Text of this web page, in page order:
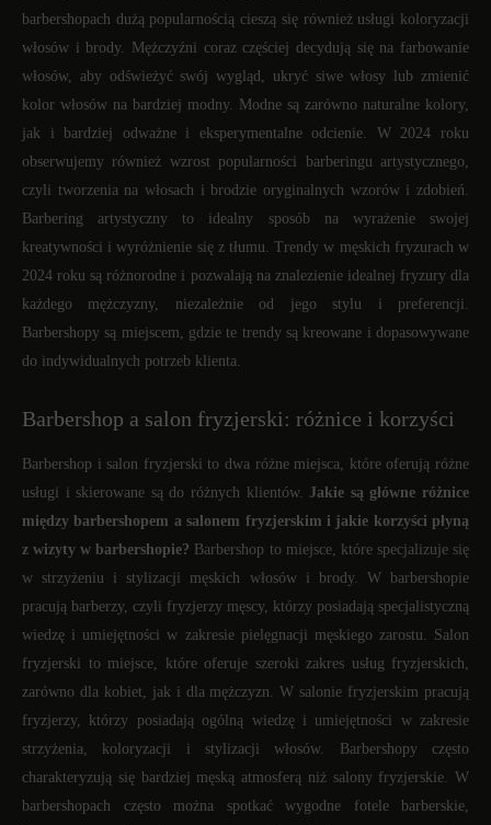
barbershopach dużą popularnością cieszą się również usługi koloryzacji
włosów i brody. Mężczyźni coraz częściej decydują się na farbowanie
włosów, aby odświeżyć swój wygląd, ukryć siwe włosy lub zmienić
kolor włosów na bardziej modny. Modne są zarówno naturalne kolory,
jak i bardziej odważne i eksperymentalne odcienie. W 2024 roku
obserwujemy również wzrost popularności barberingu artystycznego,
czyli tworzenia na włosach i brodzie oryginalnych wzorów i zdobień.
Barbering artystyczny to idealny sposób na wyrażenie swojej
kreatywności i wyróżnienie się z tłumu. Trendy w męskich fryzurach w
2024 roku są różnorodne i pozwalają na znalezienie idealnej fryzury dla
każdego mężczyzny, niezależnie od jego stylu i preferencji.
Barbershopy są miejscem, gdzie te trendy są kreowane i dopasowywane
do indywidualnych potrzeb klienta.
Barbershop a salon fryzjerski: różnice i korzyści
Barbershop i salon fryzjerski to dwa różne miejsca, które oferują różne
usługi i skierowane są do różnych klientów. Jakie są główne różnice
między barbershopem a salonem fryzjerskim i jakie korzyści płyną
z wizyty w barbershopie? Barbershop to miejsce, które specjalizuje się
w strzyżeniu i stylizacji męskich włosów i brody. W barbershopie
pracują barberzy, czyli fryzjerzy męscy, którzy posiadają specjalistyczną
wiedzę i umiejętności w zakresie pielęgnacji męskiego zarostu. Salon
fryzjerski to miejsce, które oferuje szeroki zakres usług fryzjerskich,
zarówno dla kobiet, jak i dla mężczyzn. W salonie fryzjerskim pracują
fryzjerzy, którzy posiadają ogólną wiedzę i umiejętności w zakresie
strzyżenia, koloryzacji i stylizacji włosów. Barbershopy często
charakteryzują się bardziej męską atmosferą niż salony fryzjerskie. W
barbershopach często można spotkać wygodne fotele barberskie,